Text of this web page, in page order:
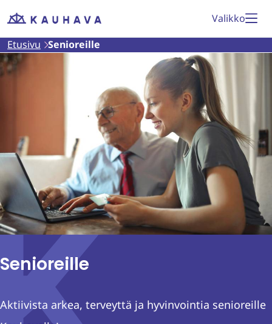
Siirry
Etusivu
Valikko
Etusivu Senioreille
Senioreille
Aktiivista arkea, terveyttä ja hyvinvointia senioreille